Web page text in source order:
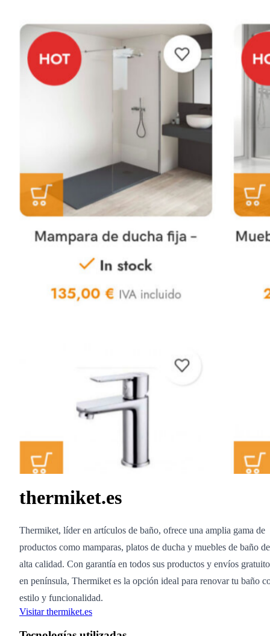
thermiket.es
Thermiket, líder en artículos de baño, ofrece una amplia gama de
productos como mamparas, platos de ducha y muebles de baño de
alta calidad. Con garantía en todos sus productos y envíos
en península, Thermiket es la opción ideal para renovar tu baño
estilo y funcionalidad.
Visitar thermiket.es